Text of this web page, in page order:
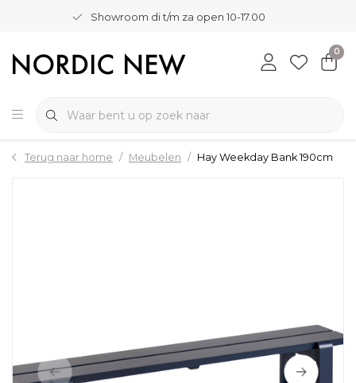
Showroom di t/m za open 10-17.00
0
Terug naar home Meubelen Hay Weekday Bank 190cm